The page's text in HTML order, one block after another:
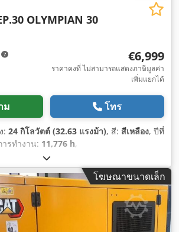
OLYMPIAN 30
€6,999
ราคาคงที่ ไม่สามารถแสดงภาษีมูลค่า
เพิ่มแยกได้
ม โทร
: 24 กิโลวัตต์ (32.63 แรงม้า), สี: สีเหลือง, ปีที่
รทำงาน: 11,776 h,
โฆษณาขนาดเล็ก